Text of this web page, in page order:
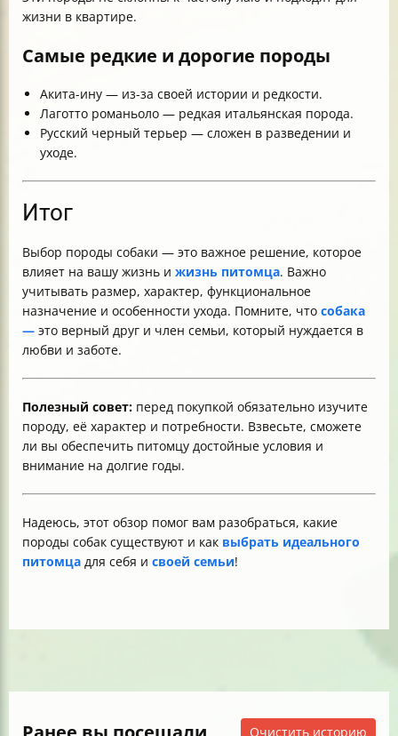
жизни в квартире.
Самые редкие и дорогие породы
Акита-ину — из-за своей истории и редкости.
Лаготто романьоло — редкая итальянская порода.
Русский черный терьер — сложен в разведении и
уходе.
Итог
Выбор породы собаки — это важное решение, которое
влияет на вашу жизнь и жизнь питомца. Важно
учитывать размер, характер, функциональное
назначение и особенности ухода. Помните, что собака
— это верный друг и член семьи, который нуждается в
любви и заботе.
Полезный совет: перед покупкой обязательно изучите
породу, её характер и потребности. Взвесьте, сможете
ли вы обеспечить питомцу достойные условия и
внимание на долгие годы.
Надеюсь, этот обзор помог вам разобраться, какие
породы собак существуют и как выбрать идеального
питомца для себя и своей семьи!
Очистить историю